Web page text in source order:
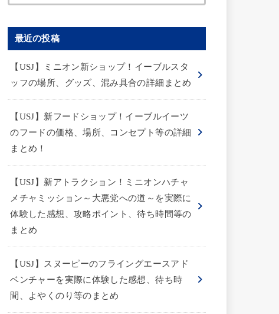
最近の投稿
【USJ】ミニオン新ショップ！イーブルスタ
ッフの場所、グッズ、混み具合の詳細まとめ
【USJ】新フードショップ！イーブルイーツ
のフードの価格、場所、コンセプト等の詳細
まとめ！
【USJ】新アトラクション！ミニオンハチャ
メチャミッション～大悪党への道～を実際に
体験した感想、攻略ポイント、待ち時間等の
まとめ
【USJ】スヌーピーのフライングエースアド
ベンチャーを実際に体験した感想、待ち時
間、よやくのり等のまとめ